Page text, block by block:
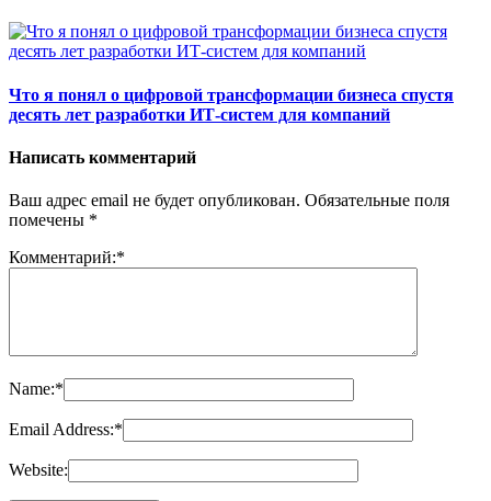
Что я понял о цифровой трансформации бизнеса спустя
десять лет разработки ИТ-систем для компаний
Написать комментарий
Ваш адрес email не будет опубликован. Обязательные поля
помечены *
Комментарий:*
Name:*
Email Address:*
Website: